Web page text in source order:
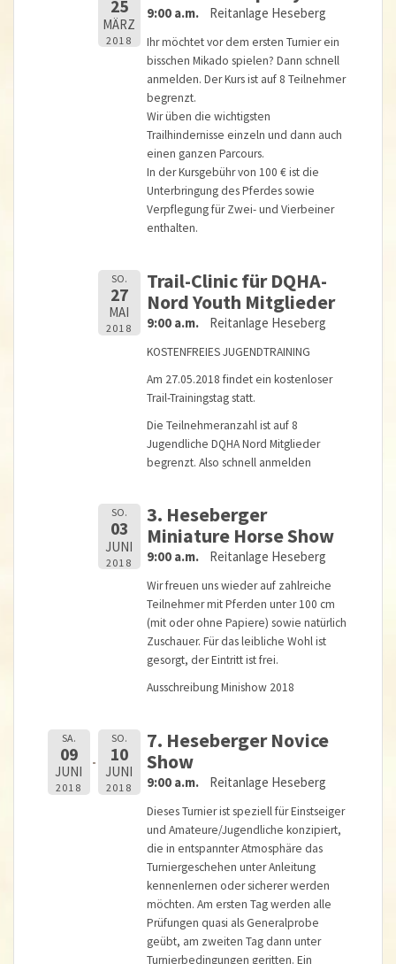
25
MÄRZ
2018
9:00 a.m. Reitanlage Heseberg
Ihr möchtet vor dem ersten Turnier ein
bisschen Mikado spielen? Dann schnell
anmelden. Der Kurs ist auf 8 Teilnehmer
begrenzt.
Wir üben die wichtigsten
Trailhindernisse einzeln und dann auch
einen ganzen Parcours.
In der Kursgebühr von 100 € ist die
Unterbringung des Pferdes sowie
Verpflegung für Zwei- und Vierbeiner
enthalten.
SO.
27
MAI
2018
Trail-Clinic für DQHA-
Nord Youth Mitglieder
9:00 a.m. Reitanlage Heseberg
KOSTENFREIES JUGENDTRAINING
Am 27.05.2018 findet ein kostenloser
Trail-Trainingstag statt.
Die Teilnehmeranzahl ist auf 8
Jugendliche DQHA Nord Mitglieder
begrenzt. Also schnell anmelden
SO.
03
JUNI
2018
3. Heseberger
Miniature Horse Show
9:00 a.m. Reitanlage Heseberg
Wir freuen uns wieder auf zahlreiche
Teilnehmer mit Pferden unter 100 cm
(mit oder ohne Papiere) sowie natürlich
Zuschauer. Für das leibliche Wohl ist
gesorgt, der Eintritt ist frei.
Ausschreibung Minishow 2018
SA.
09
JUNI
2018
SO.
10
JUNI
2018
7. Heseberger Novice
Show
9:00 a.m. Reitanlage Heseberg
Dieses Turnier ist speziell für Einstseiger
und Amateure/Jugendliche konzipiert,
die in entspannter Atmosphäre das
Turniergeschehen unter Anleitung
kennenlernen oder sicherer werden
möchten. Am ersten Tag werden alle
Prüfungen quasi als Generalprobe
geübt, am zweiten Tag dann unter
Turnierbedingungen geritten. Ein